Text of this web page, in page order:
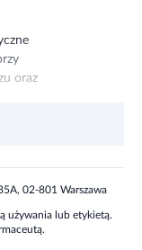
oraz
02-801 Warszawa
używania lub etykietą.